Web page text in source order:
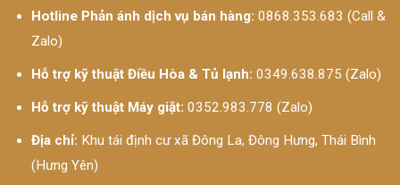
Hotline Phản ánh dịch vụ bán hàng: 0868.353.683 (Call &
Zalo)
Hỗ trợ kỹ thuật Điều Hòa & Tủ lạnh: 0349.638.875 (Zalo)
Hỗ trợ kỹ thuật Máy giặt: 0352.983.778 (Zalo)
Địa chỉ: Khu tái định cư xã Đông La, Đông Hưng, Thái Bình
(Hưng Yên)